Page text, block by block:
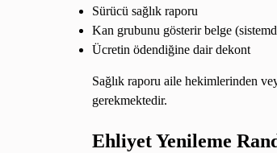
Sürücü sağlık raporu
Kan grubunu gösterir belge
Ücretin ödendiğine dair dekont
Sağlık raporu aile hekimlerinden
gerekmektedir.
Ehliyet Yenileme